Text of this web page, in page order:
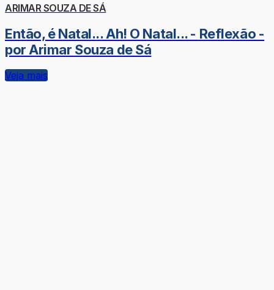
ARIMAR SOUZA DE SÁ
Então, é Natal... Ah! O Natal... - Reflexão -
por Arimar Souza de Sá
Veja mais